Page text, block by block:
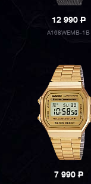
12 990P
A168WEMB-1B
7 990P